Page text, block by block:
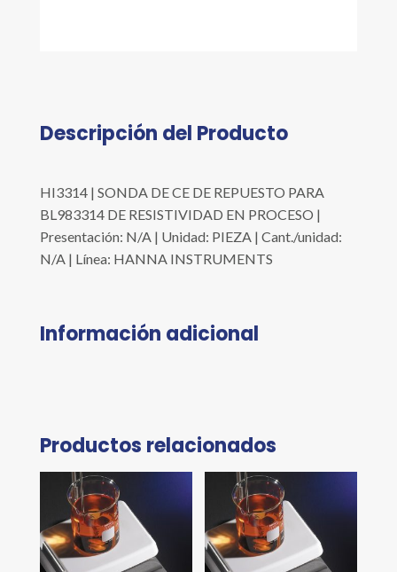
Descripción del Producto
HI3314 | SONDA DE CE DE REPUESTO PARA
BL983314 DE RESISTIVIDAD EN PROCESO |
Presentación: N/A | Unidad: PIEZA | Cant./unidad:
N/A | Línea: HANNA INSTRUMENTS
Información adicional
Productos relacionados